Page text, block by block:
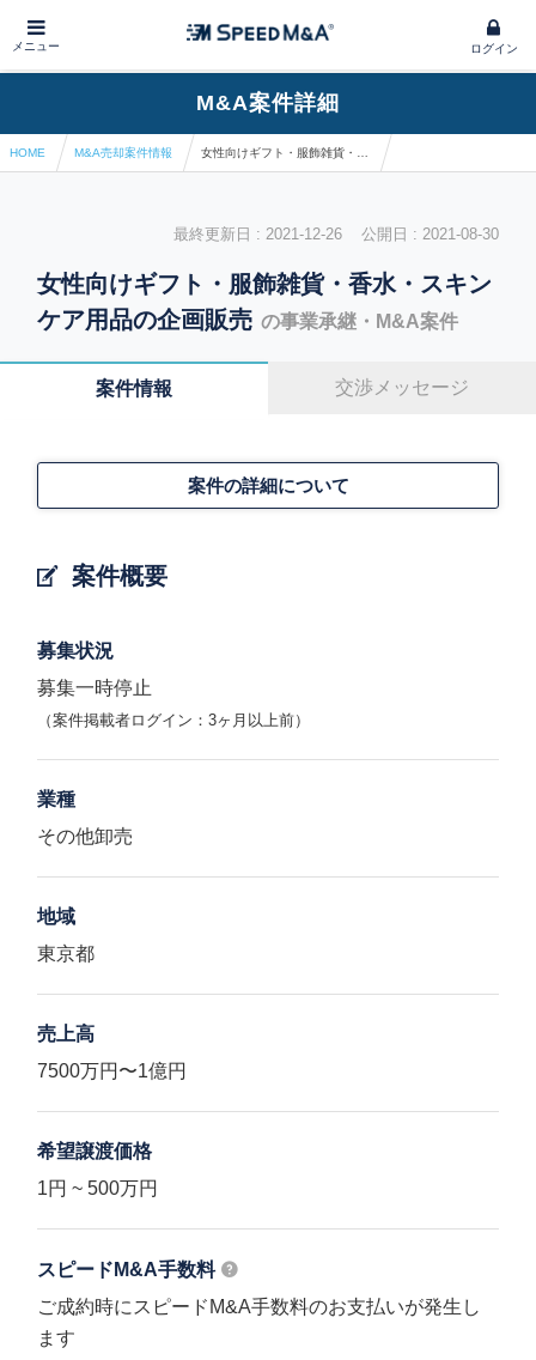
メニュー ログイン
M&A案件詳細
HOME M&A売却案件情報
最終更新日 : 2021-12-26 公開日 : 2021-08-30
女性向けギフト・服飾雑貨・香水・スキン
ケア用品の企画販売 の事業承継・M&A案件
案件情報 交渉メッセージ
案件概要
案件の詳細について
募集状況
募集一時停止
（案件掲載者ログイン：3ヶ月以上前）
業種
その他卸売
地域
東京都
売上高
7500万円〜1億円
希望譲渡価格
1円 ~ 500万円
スピードM&A手数料
ご成約時にスピードM&A手数料のお支払いが発生し
ます